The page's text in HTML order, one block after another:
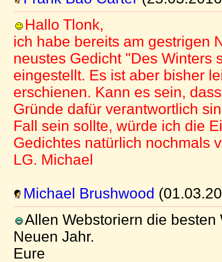
Hallo Tlonk,
ich habe bereits am gestrigen
neustes Gedicht "Des Winters
eingestellt. Es ist aber bisher
erschienen. Kann es sein,
Gründe dafür verantwortlich
Fall sein sollte, würde ich die
Gedichtes natürlich nochmals
LG. Michael
Michael Brushwood
Allen Webstoriern die besten
Neuen Jahr.
Eure